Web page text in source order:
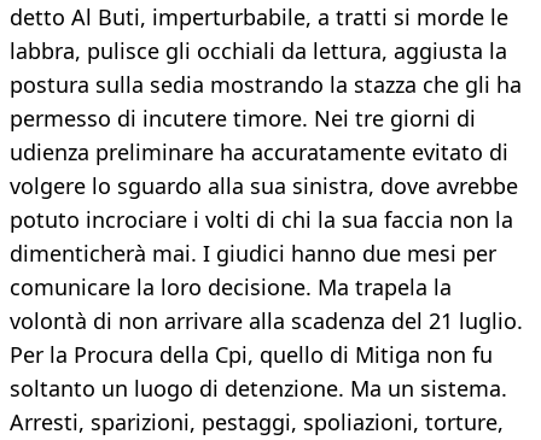
detto Al Buti, imperturbabile, a tratti si morde le
labbra, pulisce gli occhiali da lettura, aggiusta la
postura sulla sedia mostrando la stazza che gli ha
permesso di incutere timore. Nei tre giorni di
udienza preliminare ha accuratamente evitato di
volgere lo sguardo alla sua sinistra, dove avrebbe
potuto incrociare i volti di chi la sua faccia non la
dimenticherà mai. I giudici hanno due mesi per
comunicare la loro decisione. Ma trapela la
volontà di non arrivare alla scadenza del 21 luglio.
Per la Procura della Cpi, quello di Mitiga non fu
soltanto un luogo di detenzione. Ma un sistema.
Arresti, sparizioni, pestaggi, spoliazioni, torture,